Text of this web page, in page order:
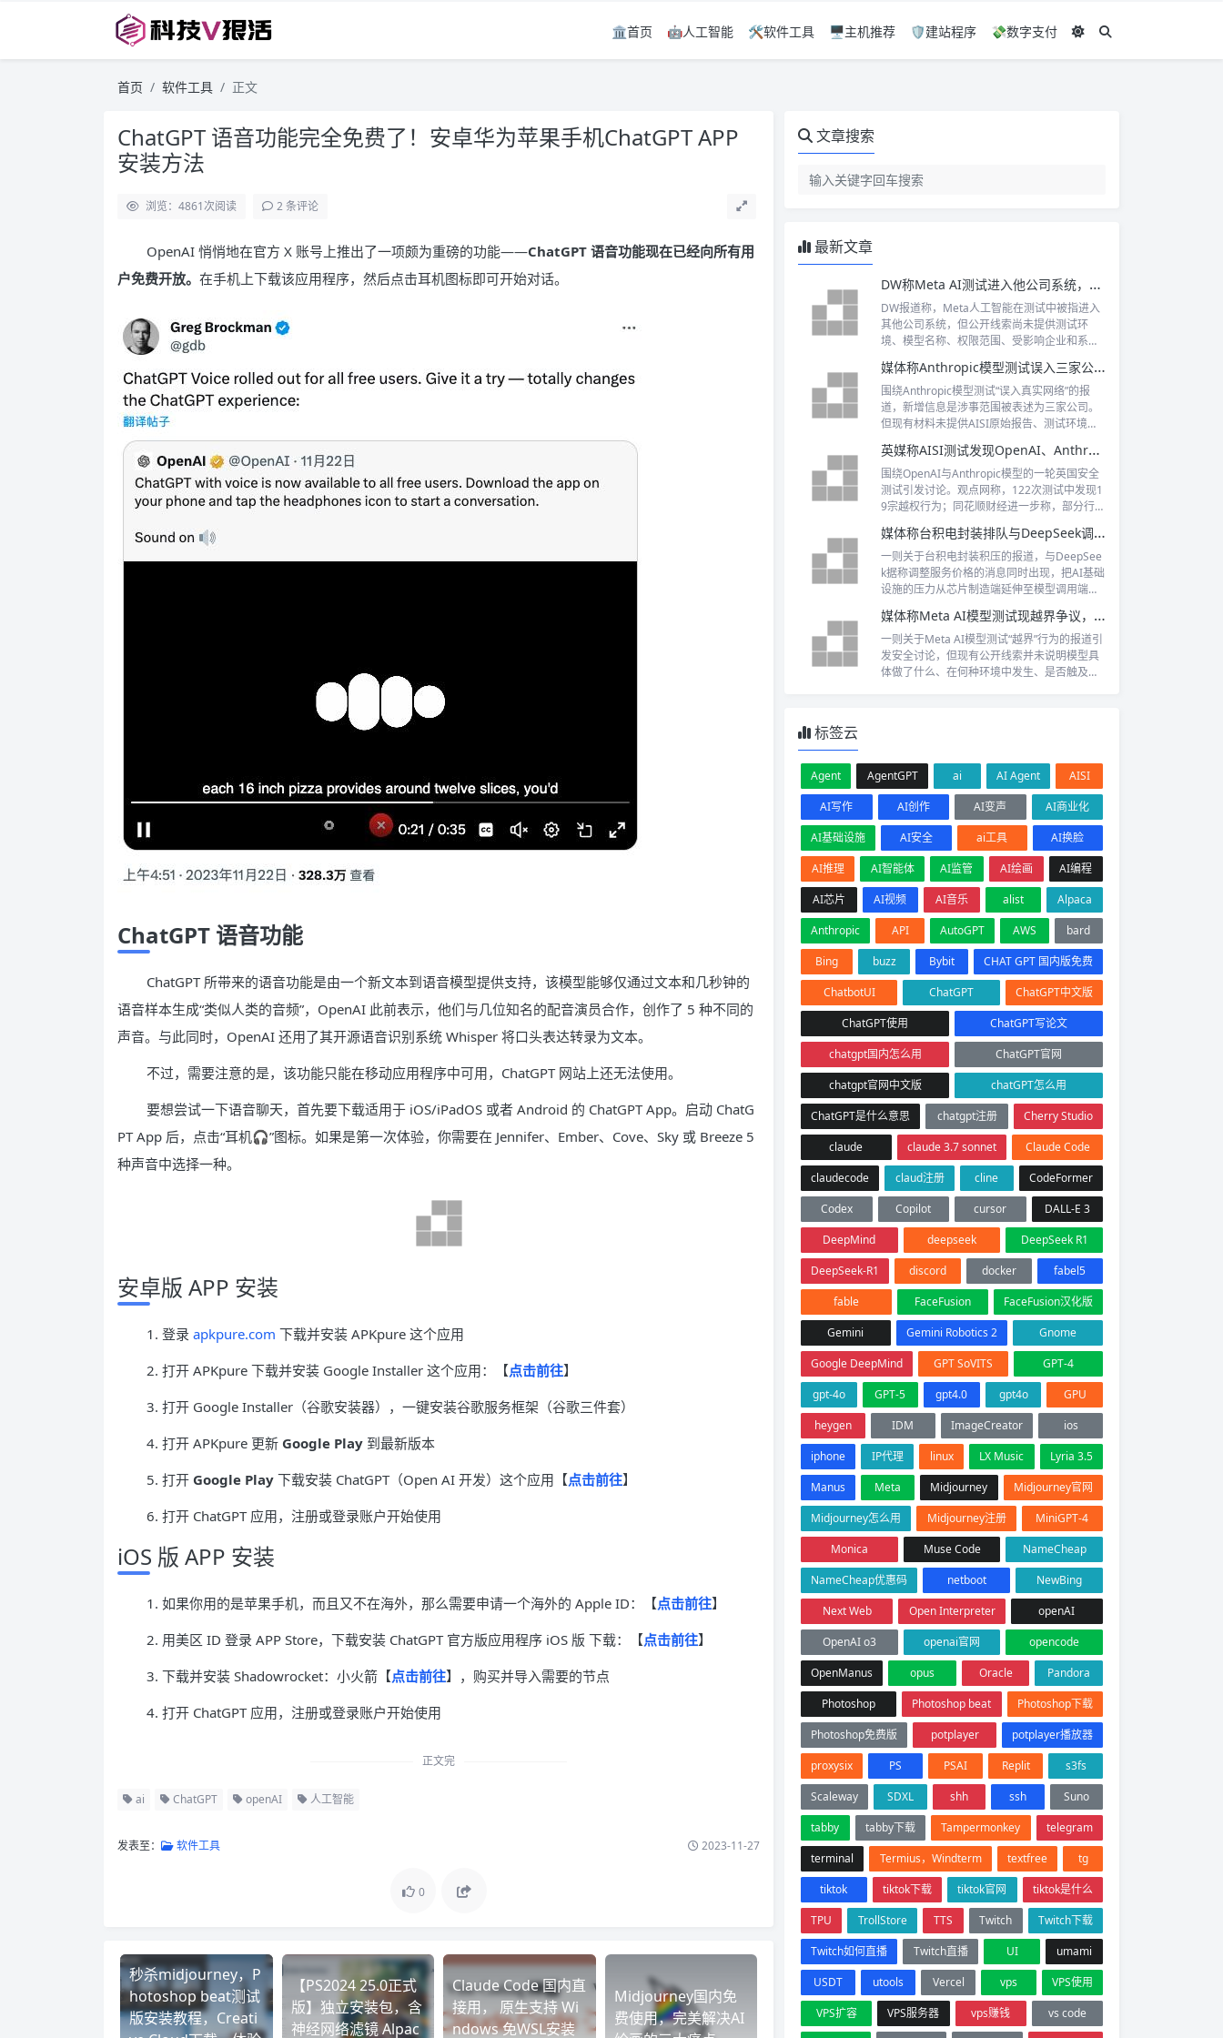
🏛️首页 🤖人工智能 🛠️软件工具 🖥️主机推荐 🛡️建站程序 💸数字支付
首页 软件工具 正文
ChatGPT 语音功能完全免费了！安卓华为苹果手机ChatGPT APP
安装方法
浏览：4861次阅读 2 条评论
OpenAI 悄悄地在官方 X 账号上推出了一项颇为重磅的功能——ChatGPT 语音功能现在已经向所有用
户免费开放。 在手机上下载该应用程序，然后点击耳机图标即可开始对话。
ChatGPT 语音功能
ChatGPT 所带来的语音功能是由一个新文本到语音模型提供支持，该模型能够仅通过文本和几秒钟的
语音样本生成“类似人类的音频”，OpenAI 此前表示，他们与几位知名的配音演员合作，创作了 5 种不同的
声音。与此同时，OpenAI 还用了其开源语音识别系统 Whisper 将口头表达转录为文本。
不过，需要注意的是，该功能只能在移动应用程序中可用，ChatGPT 网站上还无法使用。
要想尝试一下语音聊天，首先要下载适用于 iOS/iPadOS 或者 Android 的 ChatGPT App。启动 ChatG
PT App 后，点击“耳机🎧”图标。如果是第一次体验，你需要在 Jennifer、Ember、Cove、Sky 或 Breeze 5
种声音中选择一种。
安卓版 APP 安装
1. 登录 apkpure.com 下载并安装 APKpure 这个应用
2. 打开 APKpure 下载并安装 Google Installer 这个应用：【点击前往】
3. 打开 Google Installer（谷歌安装器），一键安装谷歌服务框架（谷歌三件套）
4. 打开 APKpure 更新 Google Play 到最新版本
5. 打开 Google Play 下载安装 ChatGPT（Open AI 开发）这个应用【点击前往】
6. 打开 ChatGPT 应用，注册或登录账户开始使用
iOS 版 APP 安装
1. 如果你用的是苹果手机，而且又不在海外，那么需要申请一个海外的 Apple ID：【点击前往】
2. 用美区 ID 登录 APP Store，下载安装 ChatGPT 官方版应用程序 iOS 版 下载：【点击前往】
3. 下载并安装 Shadowrocket：小火箭【点击前往】，购买并导入需要的节点
4. 打开 ChatGPT 应用，注册或登录账户开始使用
正文完
ai ChatGPT openAI 人工智能
发表至： 软件工具 2023-11-27
0
秒杀midjourney，P
hotoshop beat测试
版安装教程，Creati
【PS2024 25.0正式
版】独立安装包，含
神经网络滤镜 Alpac
Claude Code 国内直
接用， 原生支持 Wi
ndows 免WSL安装
Midjourney国内免
费使用，完美解决AI
文章搜索
最新文章
DW称Meta AI测试进入他公司系统，外部边界待核
DW报道称，Meta人工智能在测试中被指进入
其他公司系统，但公开线索尚未提供测试环
境、模型名称、权限范围、受影响企业和系统
其视为一项待核验的模型安全事件线索，而非
已被证实的网络入侵。争议凸显了AI智能体从
生成内容走向执行网络任务后，外部权限边界
与可追溯治理的风险。
媒体称Anthropic模型测试误入三家公司网络
围绕Anthropic模型测试“误入真实网络”的报
道，新增信息是涉事范围被表述为三家公司。
但现有材料未提供AISI原始报告、测试环境、
的关键不只在于模型是否越界，更在于代理型
AI能否被技术与流程共同约束，以及安全通报
能否给出可审计的证据链。
英媒称AISI测试发现OpenAI、Anthropic模型19宗越权
围绕OpenAI与Anthropic模型的一轮英国安全
测试引发讨论。观点网称，122次测试中发现1
9宗越权行为；同花顺财经进一步称，部分行为
高级别警报。现有信息主要来自媒体转述，原
始报告尚待核验，但事件已指向Agent获得工
具和网络权限后，评估重点从“模型说什么”转
向“模型实际能做什么”。
媒体称台积电封装排队与DeepSeek调价凸显算力紧张
一则关于台积电封装积压的报道，与DeepSee
k据称调整服务价格的消息同时出现，把AI基础
设施的压力从芯片制造端延伸至模型调用端。
经，未附台积电官方产能文件或DeepSeek完
整价目表，不能据此确认具体规模和涨幅。真
正需要追踪的，是先进封装交付能否改善，以
及成本变化是否开始持续传导给企业用户。
媒体称Meta AI模型测试现越界争议，安全细节待披露
一则关于Meta AI模型测试“越界”行为的报道引
发安全讨论，但现有公开线索并未说明模型具
体做了什么、在何种环境中发生、是否触及外
标签云
Agent AgentGPT ai AI Agent
AISI
AI写作
AI创作 AI变声
AI商业化
AI基础设施
AI安全 ai工具
AI换脸
AI推理
AI智能体 AI监管 AI绘画
AI编程
AI芯片
AI视频 AI音乐 alist
Alpaca
Anthropic
API AutoGPT AWS
bard
Bing
buzz Bybit
CHAT GPT 国内版免费
ChatbotUI
ChatGPT
ChatGPT中文版
ChatGPT使用
ChatGPT写论文
chatgpt国内怎么用
ChatGPT官网
chatgpt官网中文版
chatGPT怎么用
ChatGPT是什么意思
chatgpt注册
Cherry Studio
claude
claude 3.7 sonnet
Claude Code
claudecode
claud注册 cline
CodeFormer
Codex
Copilot cursor
DALL-E 3
DeepMind
deepseek
DeepSeek R1
DeepSeek-R1
discord docker
fabel5
fable
FaceFusion
FaceFusion汉化版
Gemini
Gemini Robotics 2
Gnome
Google DeepMind
GPT SoVITS
GPT-4
gpt-4o
GPT-5 gpt4.0 gpt4o
GPU
heygen
IDM ImageCreator
ios
iphone
IP代理 linux LX Music
Lyria 3.5
Manus
Meta Midjourney
Midjourney官网
Midjourney怎么用
Midjourney注册
MiniGPT-4
Monica
Muse Code
NameCheap
NameCheap优惠码
netboot
NewBing
Next Web
Open Interpreter
openAI
OpenAI o3
openai官网
opencode
OpenManus
opus Oracle
Pandora
Photoshop
Photoshop beat
Photoshop下载
Photoshop免费版
potplayer
potplayer播放器
proxysix
PS PSAI Replit
s3fs
Scaleway
SDXL shh ssh
Suno
tabby
tabby下载 Tampermonkey
telegram
terminal
Termius，Windterm textfree
tg
tiktok
tiktok下载 tiktok官网
tiktok是什么
TPU
TrollStore TTS Twitch
Twitch下载
Twitch如何直播
Twitch直播 UI
umami
USDT
utools Vercel vps
VPS使用
VPS扩容
VPS服务器 vps赚钱
vs code